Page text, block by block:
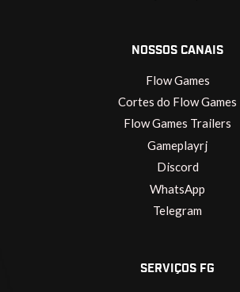
NOSSOS CANAIS
Flow Games
Cortes do Flow Games
Flow Games Trailers
Gameplayrj
Discord
WhatsApp
Telegram
SERVIÇOS FG